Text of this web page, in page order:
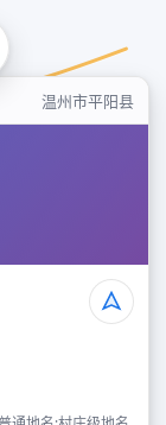
温州市平阳县